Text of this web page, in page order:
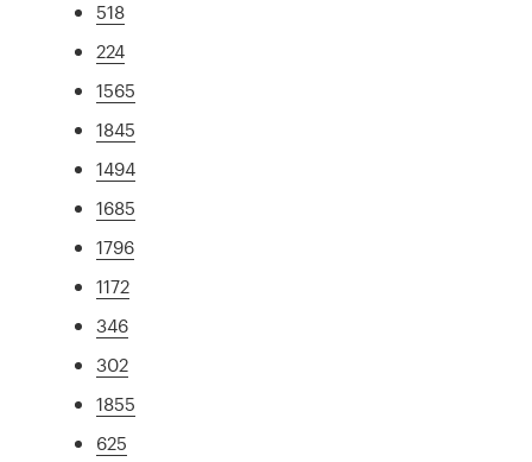
518
224
1565
1845
1494
1685
1796
1172
346
302
1855
625